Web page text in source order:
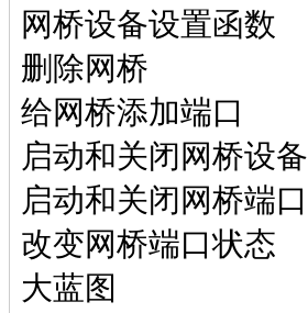
网桥设备设置函数
删除网桥
给网桥添加端口
启动和关闭网桥设备
启动和关闭网桥端口
改变网桥端口状态
大蓝图